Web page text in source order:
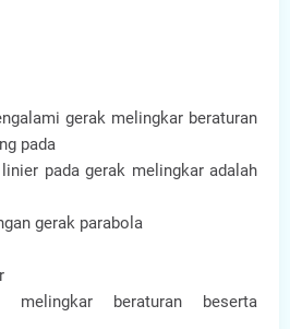
gerak melingkar beraturan
pada
pada gerak melingkar adalah
gerak parabola
beraturan beserta